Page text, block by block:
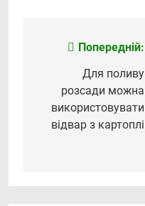
Навігація
записів
Попередній:
Для поливу
розсади можна
використовувати
відвар з картоплі